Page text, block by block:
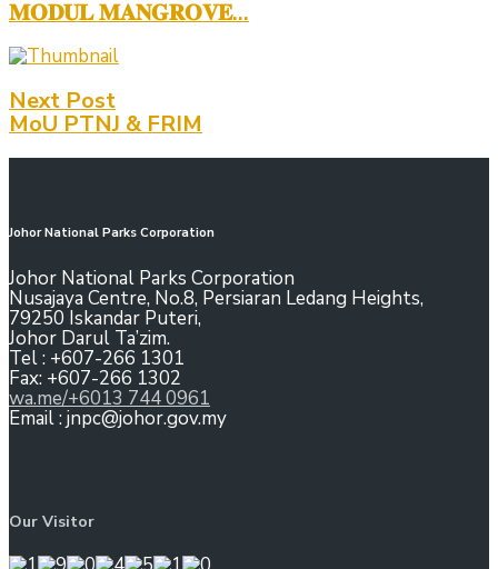
𝐌𝐎𝐃𝐔𝐋 𝐌𝐀𝐍𝐆𝐑𝐎𝐕𝐄...
Next Post
MoU PTNJ & FRIM
Johor National Parks Corporation
Johor National Parks Corporation
Nusajaya Centre, No.8, Persiaran Ledang Heights,
79250 Iskandar Puteri,
Johor Darul Ta’zim.
Tel : +607-266 1301
Fax: +607-266 1302
wa.me/+6013 744 0961
Email : jnpc@johor.gov.my
Our Visitor